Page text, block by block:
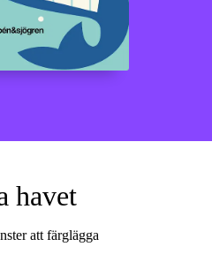
havet
att färglägga